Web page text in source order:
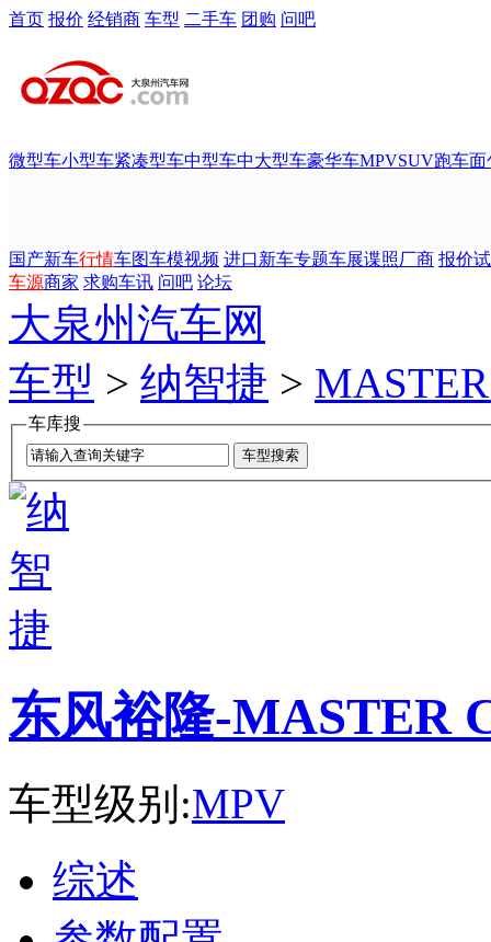
首页 报价 经销商 车型 二手车 团购 问吧
微型车小型车紧凑型车中型车中大型车豪华车MPVSUV跑车面
国产新车行情车图车模视频 进口新车专题车展谍照厂商 报价
车源商家 求购车讯 问吧 论坛
大泉州汽车网
车型 > 纳智捷 >
车库搜
东风裕隆-MASTER
车型级别:MPV
综述